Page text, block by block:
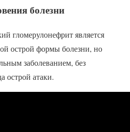
болезни
гломерулонефрит является
острой формы болезни, но
заболеванием, без
острой атаки.